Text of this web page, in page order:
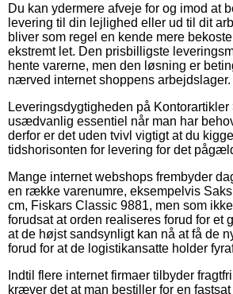
Du kan ydermere afveje for og imod at
levering til din lejlighed eller ud til dit
bliver som regel en kende mere
ekstremt let. Den prisbilligste
hente varerne, men den løsning er
nærved internet shoppens arbejdslager.
Leveringsdygtigheden på Kontorartikler
usædvanlig essentiel når man har
derfor er det uden tvivl vigtigt at du
tidshorisonten for levering for det
Mange internet webshops frembyder
en række varenumre, eksempelvis
cm, Fiskars Classic 9881, men som
forudsat at orden realiseres forud for et
at de højst sandsynligt kan nå at få de
forud for at de logistikansatte holder
Indtil flere internet firmaer tilbyder
kræver det at man bestiller for en